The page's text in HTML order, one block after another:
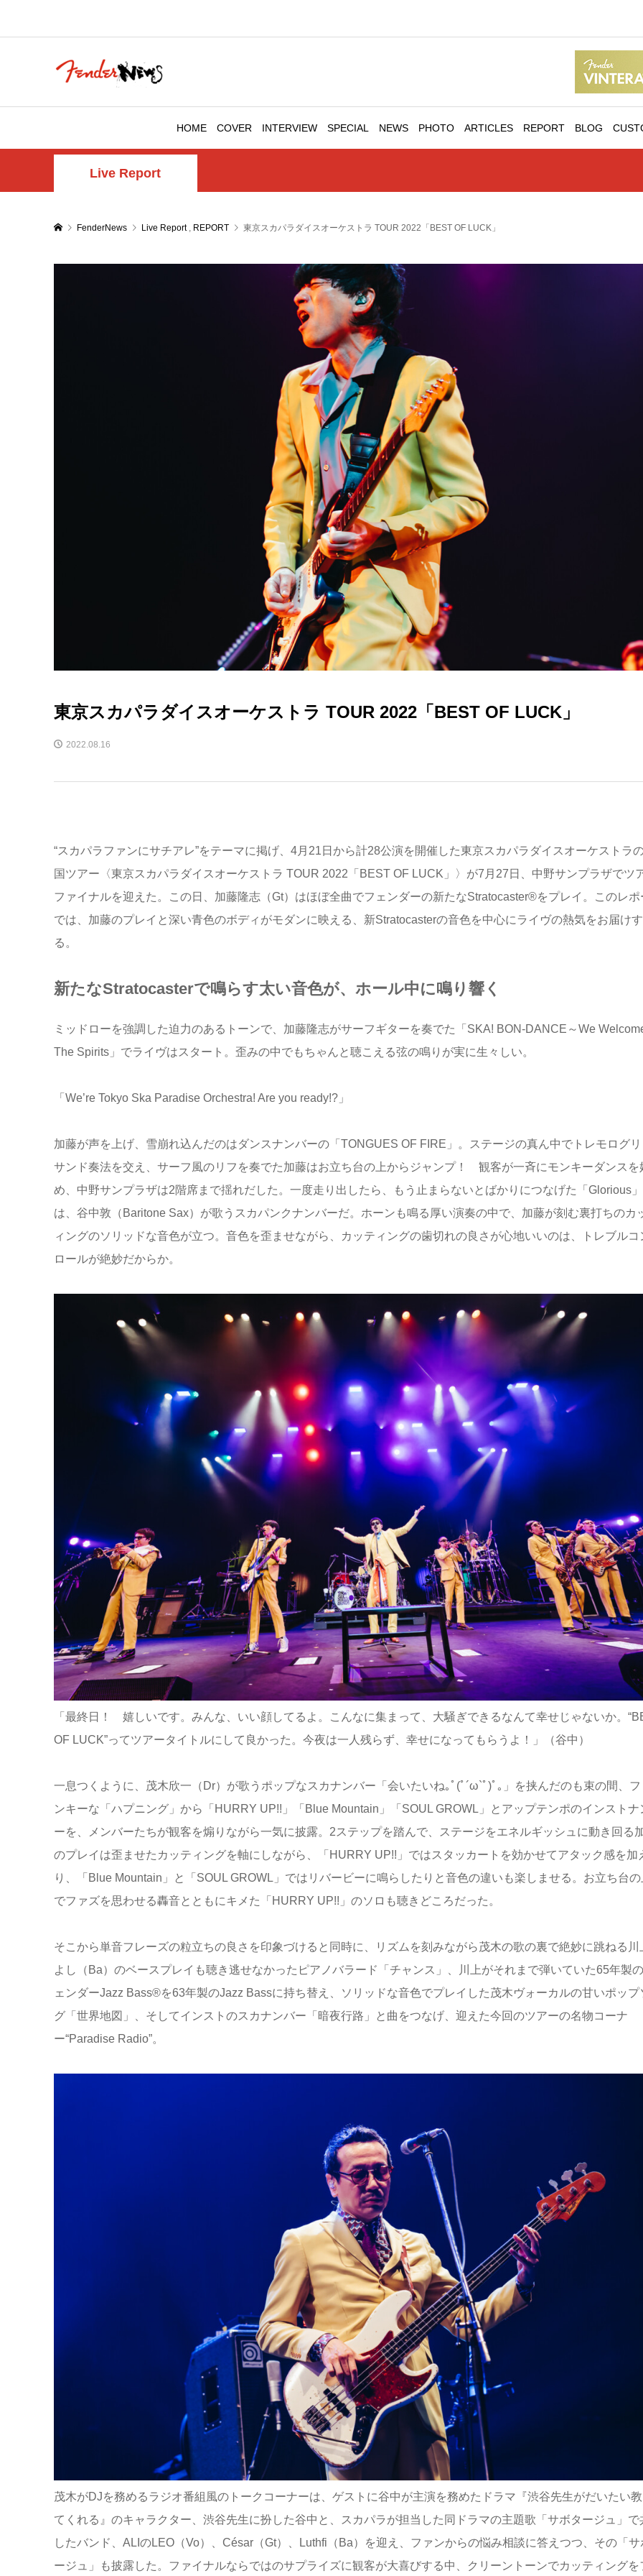
HOME COVER INTERVIEW SPECIAL NEWS PHOTO ARTICLES REPORT BLOG
Live Report
FenderNews Live Report , REPORT 東京スカパラダイスオーケストラ TOUR 2022「BEST OF LUCK」
東京スカパラダイスオーケストラ TOUR 2022「BEST OF LUCK」
2022.08.16
“スカパラファンにサチアレ”をテーマに掲げ、4月21日から計28公演を開催した東京スカパラダイスオーケストラ
国ツアー〈東京スカパラダイスオーケストラ TOUR 2022「BEST OF LUCK」〉が7月27日、中野サンプラザでツ
ファイナルを迎えた。この日、加藤隆志（Gt）はほぼ全曲でフェンダーの新たなStratocaster®️をプレイ。このレポ
では、加藤のプレイと深い青色のボディがモダンに映える、新Stratocasterの音色を中心にライヴの熱気をお届けす
る。
新たなStratocasterで鳴らす太い音色が、ホール中に鳴り響く
ミッドローを強調した迫力のあるトーンで、加藤隆志がサーフギターを奏でた「SKA! BON-DANCE～We
The Spirits」でライヴはスタート。歪みの中でもちゃんと聴こえる弦の鳴りが実に生々しい。
「We’re Tokyo Ska Paradise Orchestra! Are you ready!?」
加藤が声を上げ、雪崩れ込んだのはダンスナンバーの「TONGUES OF FIRE」。ステージの真ん中でトレモログ
サンド奏法を交え、サーフ風のリフを奏でた加藤はお立ち台の上からジャンプ！ 観客が一斉にモンキーダンスを
め、中野サンプラザは2階席まで揺れだした。一度走り出したら、もう止まらないとばかりにつなげた「Glorious」
は、谷中敦（Baritone Sax）が歌うスカパンクナンバーだ。ホーンも鳴る厚い演奏の中で、加藤が刻む裏打ちのカ
ィングのソリッドな音色が立つ。音色を歪ませながら、カッティングの歯切れの良さが心地いいのは、トレブルコ
ロールが絶妙だからか。
「最終日！ 嬉しいです。みんな、いい顔してるよ。こんなに集まって、大騒ぎできるなんて幸せじゃないか。
OF LUCK”ってツアータイトルにして良かった。今夜は一人残らず、幸せになってもらうよ！」（谷中）
一息つくように、茂木欣一（Dr）が歌うポップなスカナンバー「会いたいね｡ﾟ(ﾟ´ω`ﾟ)ﾟ｡」を挟んだのも束の間、フ
ンキーな「ハプニング」から「HURRY UP!!」「Blue Mountain」「SOUL GROWL」とアップテンポのインストナ
ーを、メンバーたちが観客を煽りながら一気に披露。2ステップを踏んで、ステージをエネルギッシュに動き回る
のプレイは歪ませたカッティングを軸にしながら、「HURRY UP!!」ではスタッカートを効かせてアタック感を加
り、「Blue Mountain」と「SOUL GROWL」ではリバービーに鳴らしたりと音色の違いも楽しませる。お立ち台の
でファズを思わせる轟音とともにキメた「HURRY UP!!」のソロも聴きどころだった。
そこから単音フレーズの粒立ちの良さを印象づけると同時に、リズムを刻みながら茂木の歌の裏で絶妙に跳ねる川
よし（Ba）のベースプレイも聴き逃せなかったピアノバラード「チャンス」、川上がそれまで弾いていた65年製
ェンダーJazz Bass®️を63年製のJazz Bassに持ち替え、ソリッドな音色でプレイした茂木ヴォーカルの甘いポップ
グ「世界地図」、そしてインストのスカナンバー「暗夜行路」と曲をつなげ、迎えた今回のツアーの名物コーナ
ー“Paradise Radio”。
茂木がDJを務めるラジオ番組風のトークコーナーは、ゲストに谷中が主演を務めたドラマ『渋谷先生がだいたい
てくれる』のキャラクター、渋谷先生に扮した谷中と、スカパラが担当した同ドラマの主題歌「サボタージュ」で
したバンド、ALIのLEO（Vo）、César（Gt）、Luthfi（Ba）を迎え、ファンからの悩み相談に答えつつ、その「サ
ージュ」も披露した。ファイナルならではのサプライズに観客が大喜びする中、クリーントーンでカッティングを